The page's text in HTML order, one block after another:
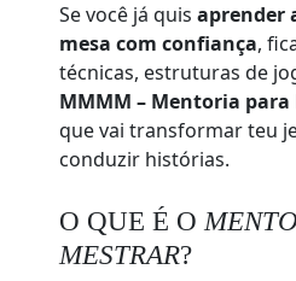
Se você já quisaprender
mesa com confiança,
técnicas, estruturas de
MMMM – Mentoria
que vai transformar teu
conduzir histórias.
O QUE É O
MESTRAR?